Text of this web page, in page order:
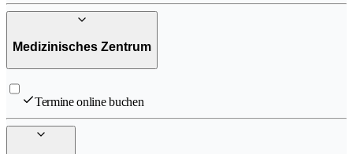
Medizinisches Zentrum
Termine online buchen